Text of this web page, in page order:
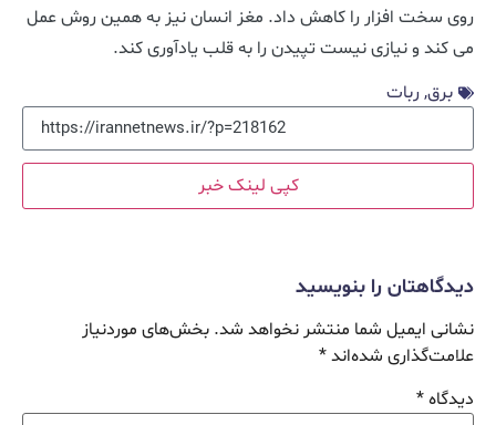
روی سخت افزار را کاهش داد. مغز انسان نیز به همین روش عمل
می کند و نیازی نیست تپیدن را به قلب یادآوری کند.
برق,ربات
کپی لینک خبر
دیدگاهتان را بنویسید
نشانی ایمیل شما منتشر نخواهد شد. بخش‌های موردنیاز
علامت‌گذاری شده‌اند*
دیدگاه*